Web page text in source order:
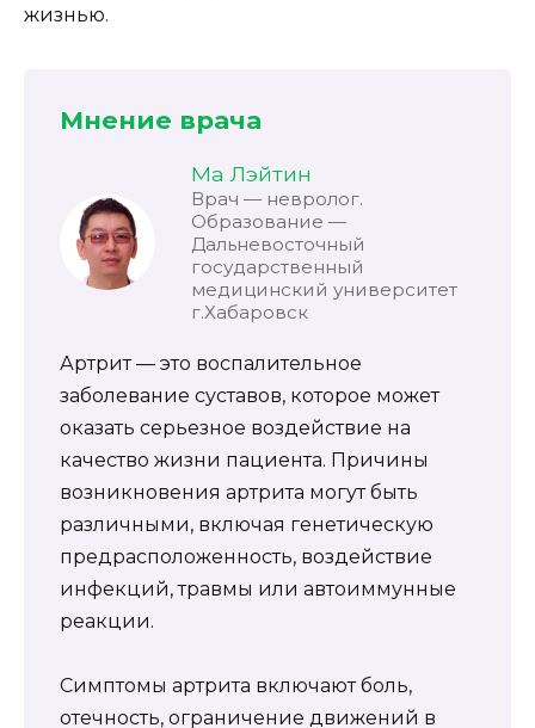
жизнью.
Мнение врача
Ма Лэйтин
Врач — невролог.
Образование —
Дальневосточный
государственный
медицинский университет
г.Хабаровск
Артрит — это воспалительное
заболевание суставов, которое может
оказать серьезное воздействие на
качество жизни пациента. Причины
возникновения артрита могут быть
различными, включая генетическую
предрасположенность, воздействие
инфекций, травмы или автоиммунные
реакции.
Симптомы артрита включают боль,
отечность, ограничение движений в